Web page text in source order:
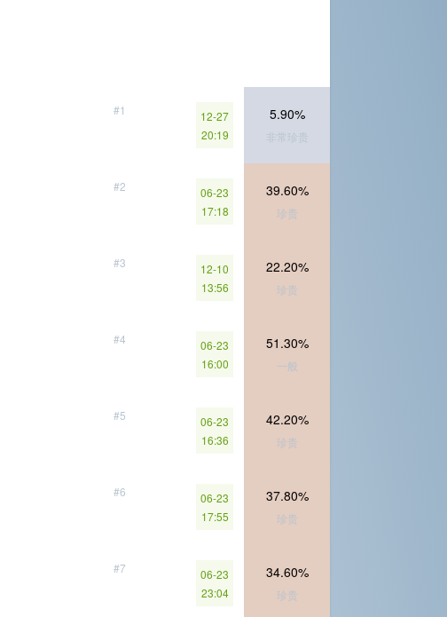
#1
12-27
20:19
5.90%
非常珍贵
#2
06-23
17:18
39.60%
珍贵
#3
12-10
13:56
22.20%
珍贵
#4
06-23
16:00
51.30%
一般
#5
06-23
16:36
42.20%
珍贵
#6
06-23
17:55
37.80%
珍贵
#7
06-23
23:04
34.60%
珍贵